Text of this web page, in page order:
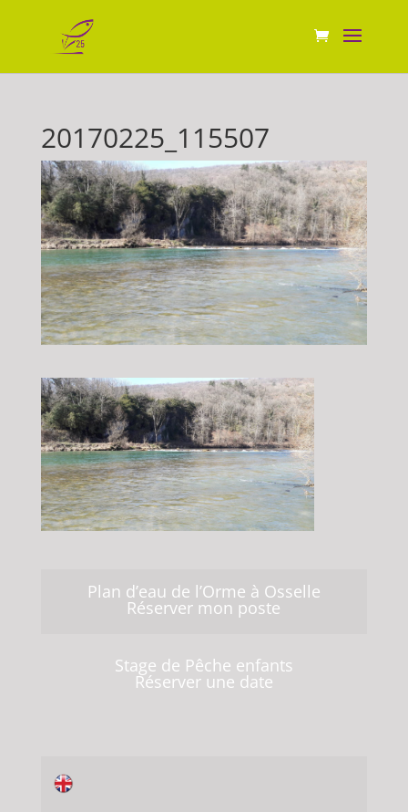
20170225_115507
Plan d’eau de l’Orme à Osselle
Réserver mon poste
Stage de Pêche enfants
Réserver une date